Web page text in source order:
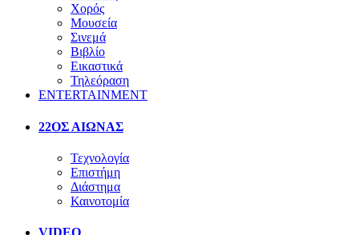
Χορός
Μουσεία
Σινεμά
Βιβλίο
Εικαστικά
Τηλεόραση
ENTERTAINMENT
22ΟΣ ΑΙΩΝΑΣ
Τεχνολογία
Επιστήμη
Διάστημα
Καινοτομία